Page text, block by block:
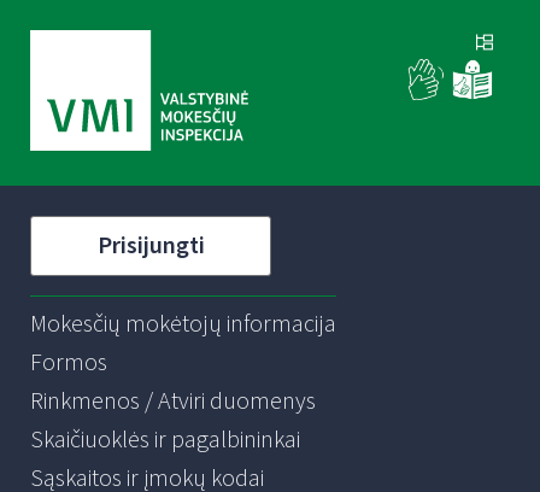
Prisijungti
Mokesčių mokėtojų informacija
Formos
Rinkmenos / Atviri duomenys
Skaičiuoklės ir pagalbininkai
Sąskaitos ir įmokų kodai